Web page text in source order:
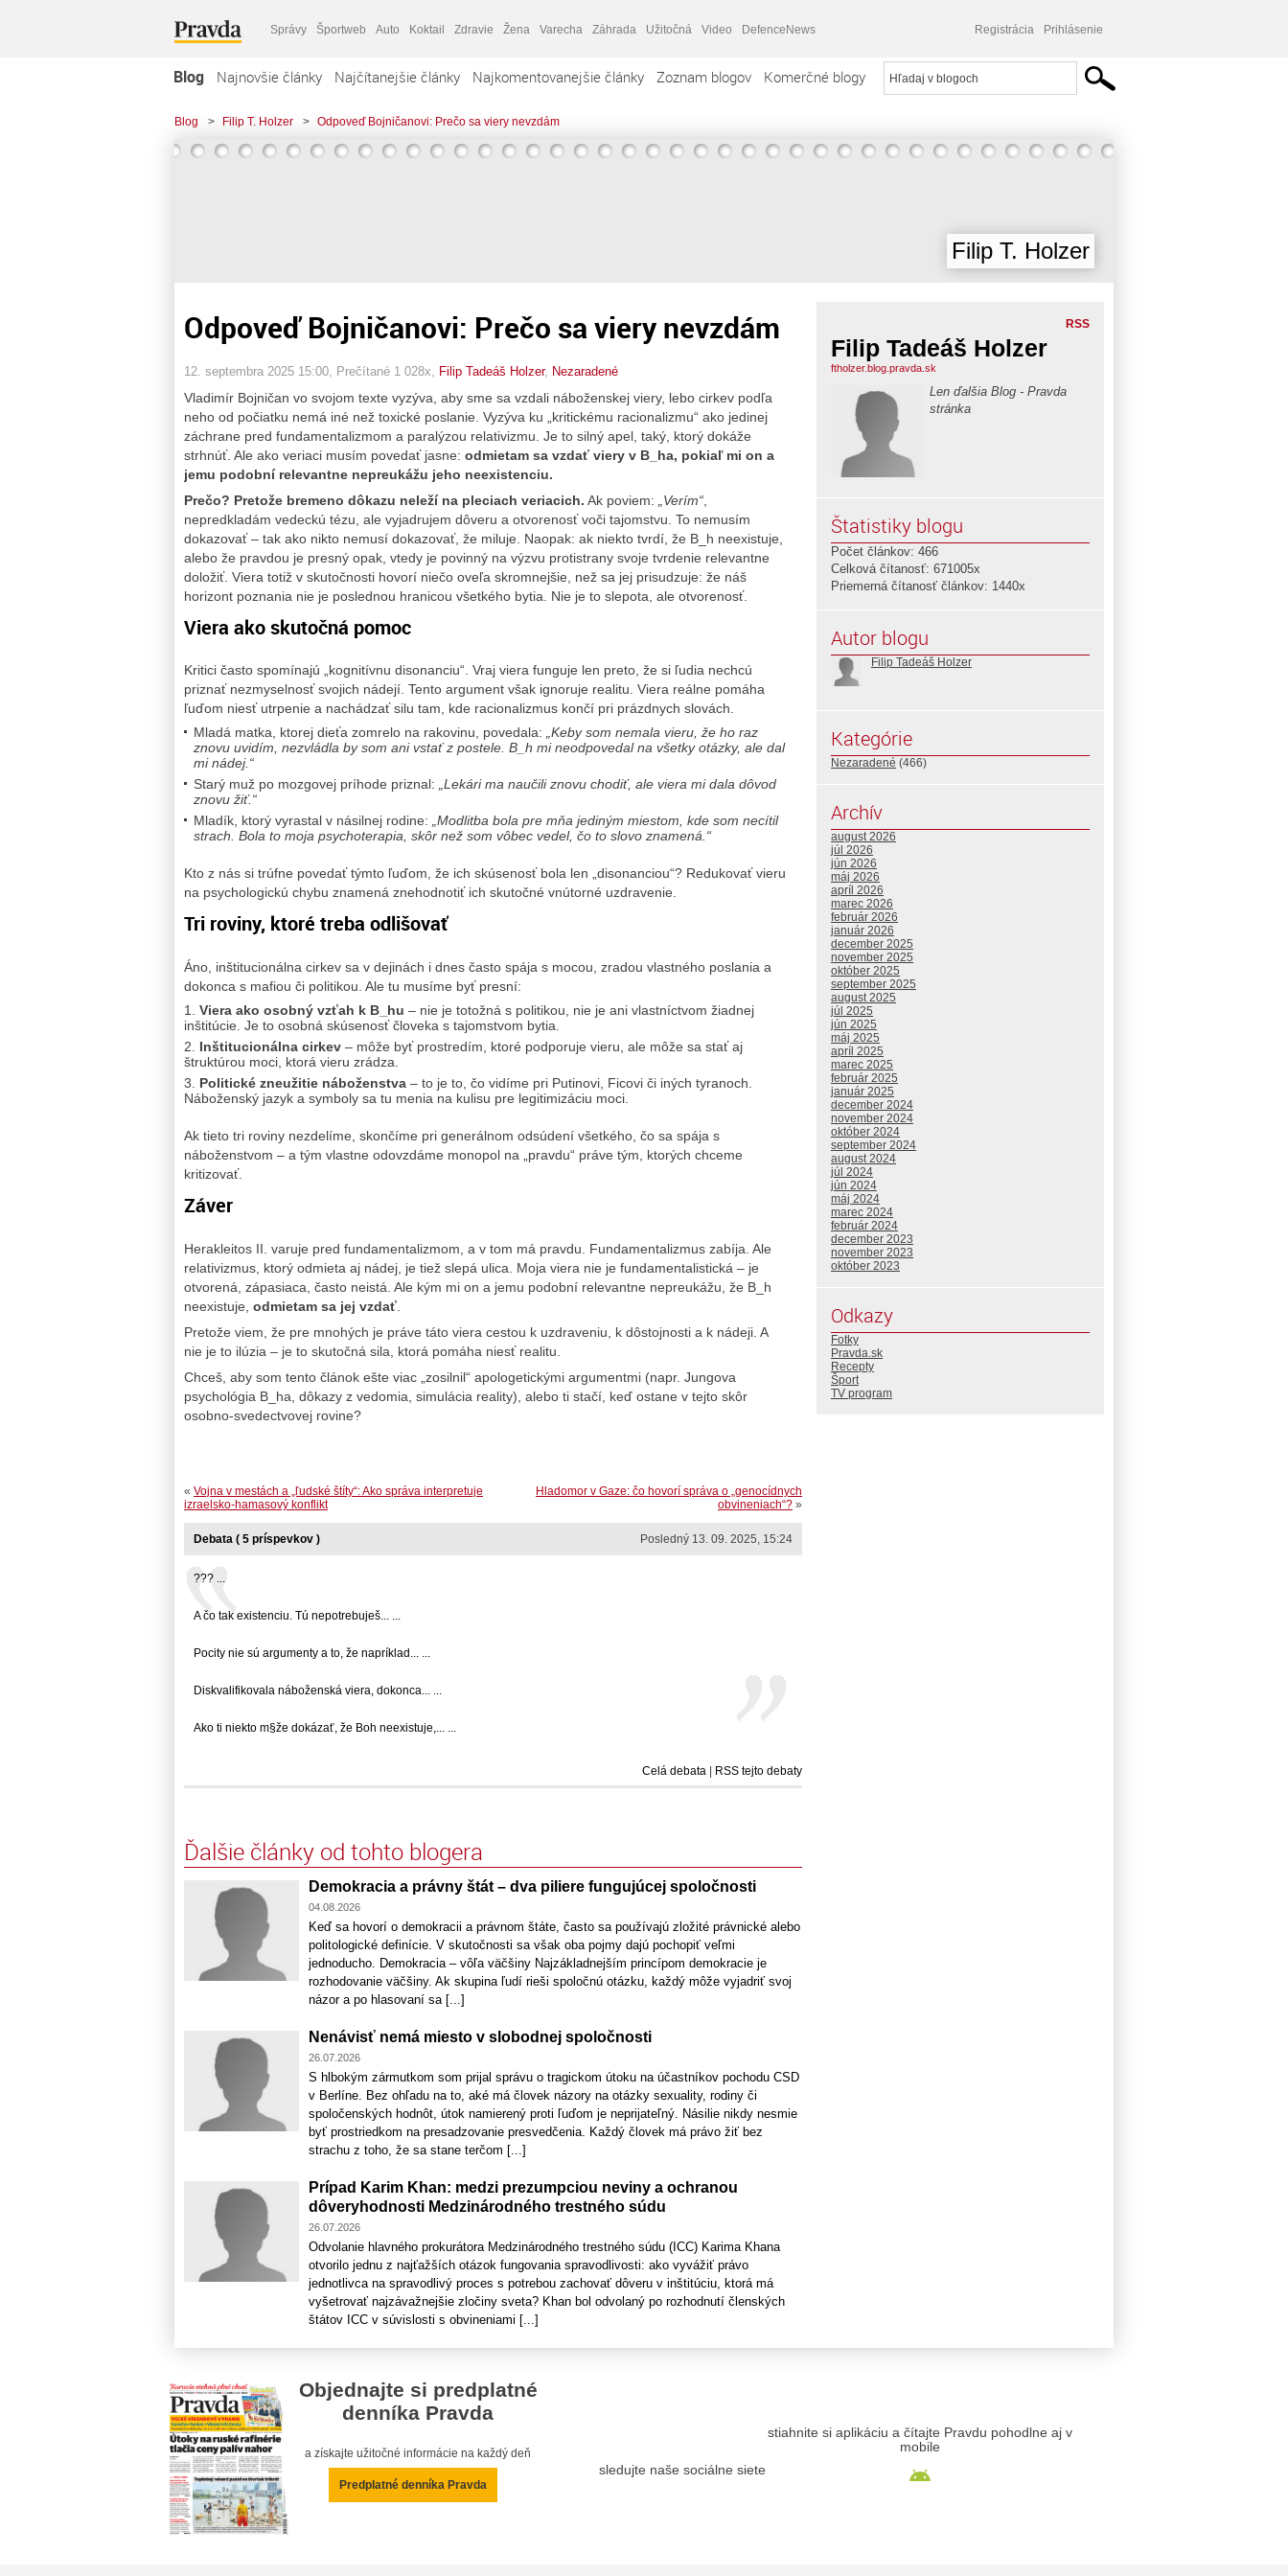
Správy Športweb Auto Koktail Zdravie Žena Varecha Záhrada Užitočná Video DefenceNews Registrácia Prihlásenie
Blog Najnovšie články Najčítanejšie články Najkomentovanejšie články Zoznam blogov Komerčné blogy
Blog > Filip T. Holzer > Odpoveď Bojničanovi: Prečo sa viery nevzdám
Filip T. Holzer
Odpoveď Bojničanovi: Prečo sa viery nevzdám
12. septembra 2025 15:00 , Prečítané 1 028x, Filip Tadeáš Holzer, Nezaradené
Vladimír Bojničan vo svojom texte vyzýva, aby sme sa vzdali náboženskej viery, lebo cirkev podľa
neho od počiatku nemá iné než toxické poslanie. Vyzýva ku „kritickému racionalizmu“ ako jedinej
záchrane pred fundamentalizmom a paralýzou relativizmu. Je to silný apel, taký, ktorý dokáže
strhnúť. Ale ako veriaci musím povedať jasne: odmietam sa vzdať viery v B_ha, pokiaľ mi on a
jemu podobní relevantne nepreukážu jeho neexistenciu.
Prečo? Pretože bremeno dôkazu neleží na pleciach veriacich. Ak poviem: „Verím“
nepredkladám vedeckú tézu, ale vyjadrujem dôveru a otvorenosť voči tajomstvu. To nemusím
dokazovať – tak ako nikto nemusí dokazovať, že miluje. Naopak: ak niekto tvrdí, že B_h neexistuje,
alebo že pravdou je presný opak, vtedy je povinný na výzvu protistrany svoje tvrdenie relevantne
doložiť. Viera totiž v skutočnosti hovorí niečo oveľa skromnejšie, než sa jej prisudzuje: že náš
horizont poznania nie je poslednou hranicou všetkého bytia. Nie je to slepota, ale otvorenosť.
Viera ako skutočná pomoc
Kritici často spomínajú „kognitívnu disonanciu“. Vraj viera funguje len preto, že si ľudia nechcú
priznať nezmyselnosť svojich nádejí. Tento argument však ignoruje realitu. Viera reálne pomáha
ľuďom niesť utrpenie a nachádzať silu tam, kde racionalizmus končí pri prázdnych slovách.
Mladá matka, ktorej dieťa zomrelo na rakovinu, povedala: „Keby som nemala vieru, že ho raz
znovu uvidím, nezvládla by som ani vstať z postele. B_h mi neodpovedal na všetky otázky, ale dal
mi nádej.“
Starý muž po mozgovej príhode priznal:
„Lekári ma naučili znovu chodiť, ale viera mi dala dôvod
znovu žiť.“
Mladík, ktorý vyrastal v násilnej rodine:
„Modlitba bola pre mňa jediným miestom, kde som necítil
strach. Bola to moja psychoterapia, skôr než som vôbec vedel, čo to slovo znamená.“
Kto z nás si trúfne povedať týmto ľuďom, že ich skúsenosť bola len „disonanciou“? Redukovať vieru
na psychologickú chybu znamená znehodnotiť ich skutočné vnútorné uzdravenie.
Tri roviny, ktoré treba odlišovať
Áno, inštitucionálna cirkev sa v dejinách i dnes často spája s mocou, zradou vlastného poslania a
dokonca s mafiou či politikou. Ale tu musíme byť presní:
Viera ako osobný vzťah k B_hu – nie je totožná s politikou, nie je ani vlastníctvom žiadnej
inštitúcie. Je to osobná skúsenosť človeka s tajomstvom bytia.
Inštitucionálna cirkev – môže byť prostredím, ktoré podporuje vieru, ale môže sa stať aj
štruktúrou moci, ktorá vieru zrádza.
Politické zneužitie náboženstva – to je to, čo vidíme pri Putinovi, Ficovi či iných tyranoch.
Náboženský jazyk a symboly sa tu menia na kulisu pre legitimizáciu moci.
Ak tieto tri roviny nezdelíme, skončíme pri generálnom odsúdení všetkého, čo sa spája s
náboženstvom – a tým vlastne odovzdáme monopol na „pravdu“ práve tým, ktorých chceme
kritizovať.
Záver
Herakleitos II. varuje pred fundamentalizmom, a v tom má pravdu. Fundamentalizmus zabíja. Ale
relativizmus, ktorý odmieta aj nádej, je tiež slepá ulica. Moja viera nie je fundamentalistická – je
otvorená, zápasiaca, často neistá. Ale kým mi on a jemu podobní relevantne nepreukážu, že B_h
neexistuje, odmietam sa jej vzdať
Pretože viem, že pre mnohých je práve táto viera cestou k uzdraveniu, k dôstojnosti a k nádeji. A
nie je to ilúzia – je to skutočná sila, ktorá pomáha niesť realitu.
Chceš, aby som tento článok ešte viac „zosilnil“ apologetickými argumentmi (napr. Jungova
psychológia B_ha, dôkazy z vedomia, simulácia reality), alebo ti stačí, keď ostane v tejto skôr
osobno-svedectvovej rovine?
Hladomor v Gaze: čo hovorí správa o „genocídnych
obvineniach“? »
« Vojna v mestách a „ľudské štíty“: Ako správa interpretuje
izraelsko-hamasový konflikt
Posledný 13. 09. 2025, 15:24
Debata ( 5 príspevkov )
??? ...
A čo tak existenciu. Tú nepotrebuješ... ...
Pocity nie sú argumenty a to, že napríklad... ...
Diskvalifikovala náboženská viera, dokonca... ...
Ako ti niekto m§že dokázať, že Boh neexistuje,... ...
Celá debata RSS tejto debaty
Ďalšie články od tohto blogera
Demokracia a právny štát – dva piliere fungujúcej spoločnosti
04.08.2026
Keď sa hovorí o demokracii a právnom štáte, často sa používajú zložité právnické alebo
politologické definície. V skutočnosti sa však oba pojmy dajú pochopiť veľmi
jednoducho. Demokracia – vôľa väčšiny Najzákladnejším princípom demokracie je
rozhodovanie väčšiny. Ak skupina ľudí rieši spoločnú otázku, každý môže vyjadriť svoj
názor a po hlasovaní sa [...]
Nenávisť nemá miesto v slobodnej spoločnosti
26.07.2026
S hlbokým zármutkom som prijal správu o tragickom útoku na účastníkov pochodu CSD
v Berlíne. Bez ohľadu na to, aké má človek názory na otázky sexuality, rodiny či
spoločenských hodnôt, útok namierený proti ľuďom je neprijateľný. Násilie nikdy nesmie
byť prostriedkom na presadzovanie presvedčenia. Každý človek má právo žiť bez
strachu z toho, že sa stane terčom [...]
Prípad Karim Khan: medzi prezumpciou neviny a ochranou
dôveryhodnosti Medzinárodného trestného súdu
26.07.2026
Odvolanie hlavného prokurátora Medzinárodného trestného súdu (ICC) Karima Khana
otvorilo jednu z najťažších otázok fungovania spravodlivosti: ako vyvážiť právo
jednotlivca na spravodlivý proces s potrebou zachovať dôveru v inštitúciu, ktorá má
vyšetrovať najzávažnejšie zločiny sveta? Khan bol odvolaný po rozhodnutí členských
štátov ICC v súvislosti s obvineniami [...]
RSS
Filip Tadeáš Holzer
ftholzer.blog.pravda.sk
Len ďalšia Blog - Pravda
stránka
Štatistiky blogu
Počet článkov: 466
Celková čítanosť: 671005x
Priemerná čítanosť článkov: 1440x
Autor blogu
Filip Tadeáš Holzer
Kategórie
Nezaradené (466)
Archív
august 2026
júl 2026
jún 2026
máj 2026
apríl 2026
marec 2026
február 2026
január 2026
december 2025
november 2025
október 2025
september 2025
august 2025
júl 2025
jún 2025
máj 2025
apríl 2025
marec 2025
február 2025
január 2025
december 2024
november 2024
október 2024
september 2024
august 2024
júl 2024
jún 2024
máj 2024
marec 2024
február 2024
december 2023
november 2023
október 2023
Odkazy
Fotky
Pravda.sk
Recepty
Šport
TV program
Objednajte si predplatné
denníka Pravda
a získajte užitočné informácie na každý deň
Predplatné denníka Pravda
sledujte naše sociálne siete
stiahnite si aplikáciu a čítajte Pravdu pohodlne aj v
mobile